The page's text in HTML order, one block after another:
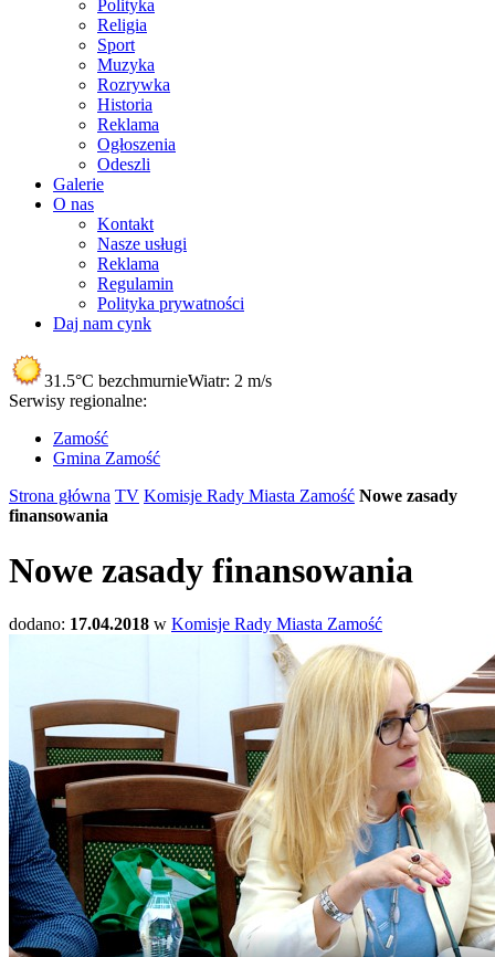
Polityka
Religia
Sport
Muzyka
Rozrywka
Historia
Reklama
Ogłoszenia
Odeszli
Galerie
O nas
Kontakt
Nasze usługi
Reklama
Regulamin
Polityka prywatności
Daj nam cynk
31.5°C bezchmurnieWiatr: 2 m/s
Serwisy regionalne:
Zamość
Gmina Zamość
Strona główna TV Komisje Rady Miasta Zamość Nowe zasady
finansowania
Nowe zasady finansowania
dodano: 17.04.2018 w Komisje Rady Miasta Zamość